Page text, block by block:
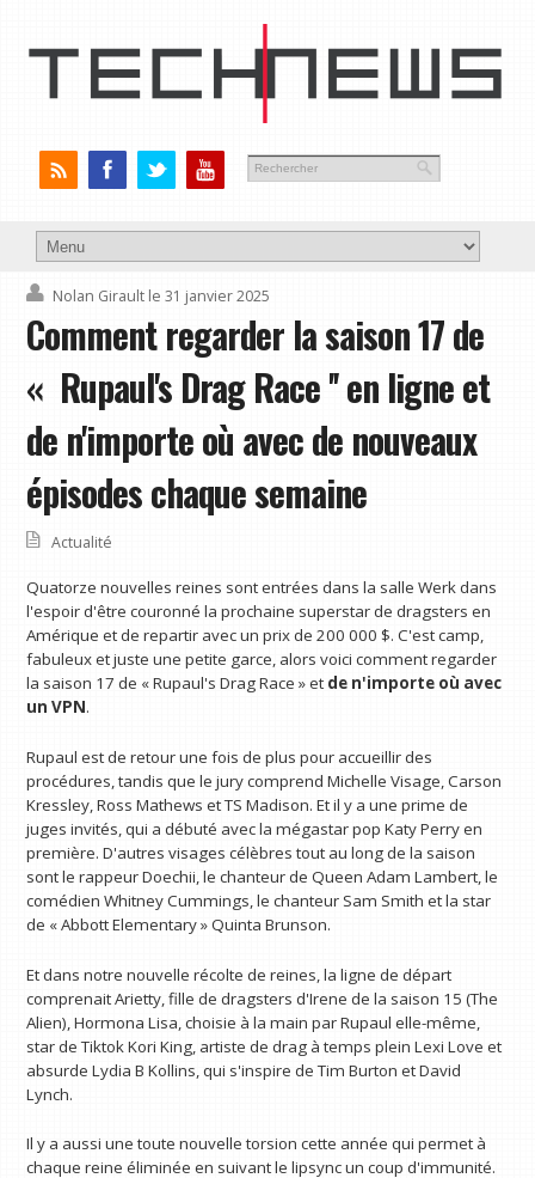
Nolan Girault le 31 janvier 2025
Comment regarder la saison 17 de
« Rupaul's Drag Race '' en ligne et
de n'importe où avec de nouveaux
épisodes chaque semaine
Actualité
Quatorze nouvelles reines sont entrées dans la salle Werk dans
l'espoir d'être couronné la prochaine superstar de dragsters en
Amérique et de repartir avec un prix de 200 000 $. C'est camp,
fabuleux et juste une petite garce, alors voici comment regarder
la saison 17 de « Rupaul's Drag Race » et de n'importe où avec
un VPN.
Rupaul est de retour une fois de plus pour accueillir des
procédures, tandis que le jury comprend Michelle Visage, Carson
Kressley, Ross Mathews et TS Madison. Et il y a une prime de
juges invités, qui a débuté avec la mégastar pop Katy Perry en
première. D'autres visages célèbres tout au long de la saison
sont le rappeur Doechii, le chanteur de Queen Adam Lambert, le
comédien Whitney Cummings, le chanteur Sam Smith et la star
de « Abbott Elementary » Quinta Brunson.
Et dans notre nouvelle récolte de reines, la ligne de départ
comprenait Arietty, fille de dragsters d'Irene de la saison 15 (The
Alien), Hormona Lisa, choisie à la main par Rupaul elle-même,
star de Tiktok Kori King, artiste de drag à temps plein Lexi Love et
absurde Lydia B Kollins, qui s'inspire de Tim Burton et David
Lynch.
Il y a aussi une toute nouvelle torsion cette année qui permet à
chaque reine éliminée en suivant le lipsync un coup d'immunité.